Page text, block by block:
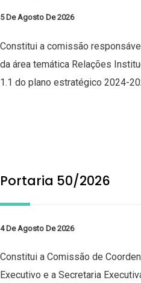
5 De Agosto De 2026
Constitui a comissão
da área temática Relações
1.1 do plano estratégico 2024-
Portaria 50/2026
4 De Agosto De 2026
Constitui a Comissão de
Executivo e a Secretaria